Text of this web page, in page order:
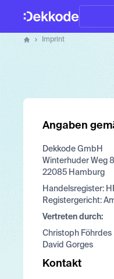
HomeImprint
Angaben
Dekkode GmbH
Winterhuder Weg
22085 Hamburg
Handelsregister:
Registergericht:
Vertreten durch:
Christoph Föhrdes
David Gorges
Kontakt